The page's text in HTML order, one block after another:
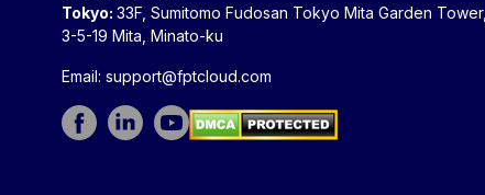
Tokyo: 33F, Sumitomo Fudosan Tokyo Mita Garden Tower,
3-5-19 Mita, Minato-ku
Email: support@fptcloud.com